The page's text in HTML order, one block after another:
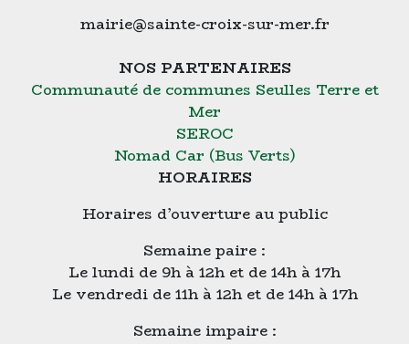
mairie@sainte-croix-sur-mer.fr
NOS PARTENAIRES
Communauté de communes Seulles Terre et
Mer
SEROC
Nomad Car (Bus Verts)
HORAIRES
Horaires d’ouverture au public
Semaine paire :
Le lundi de 9h à 12h et de 14h à 17h
Le vendredi de 11h à 12h et de 14h à 17h
Semaine impaire :